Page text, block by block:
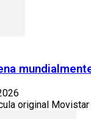
original